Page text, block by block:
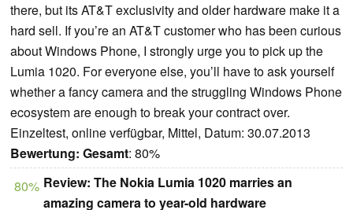
there, but its AT&T exclusivity and older hardware make it a
hard sell. If you’re an AT&T customer who has been curious
about Windows Phone, I strongly urge you to pick up the
Lumia 1020. For everyone else, you’ll have to ask yourself
whether a fancy camera and the struggling Windows Phone
ecosystem are enough to break your contract over.
Einzeltest, online verfügbar, Mittel, Datum: 30.07.2013
Bewertung: Gesamt: 80%
80% Review: The Nokia Lumia 1020 marries an
amazing camera to year-old hardware